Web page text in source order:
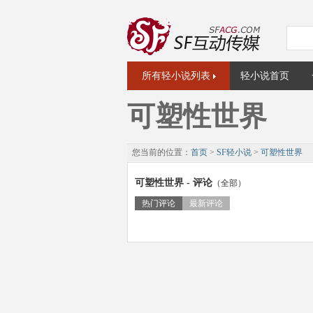
所有轻小说列表
轻小说首页
可塑性世界
您当前的位置： 首页 > SF轻小说 > 可塑性世界
可塑性世界 - 评论 （全部）
热门评论 最新评论